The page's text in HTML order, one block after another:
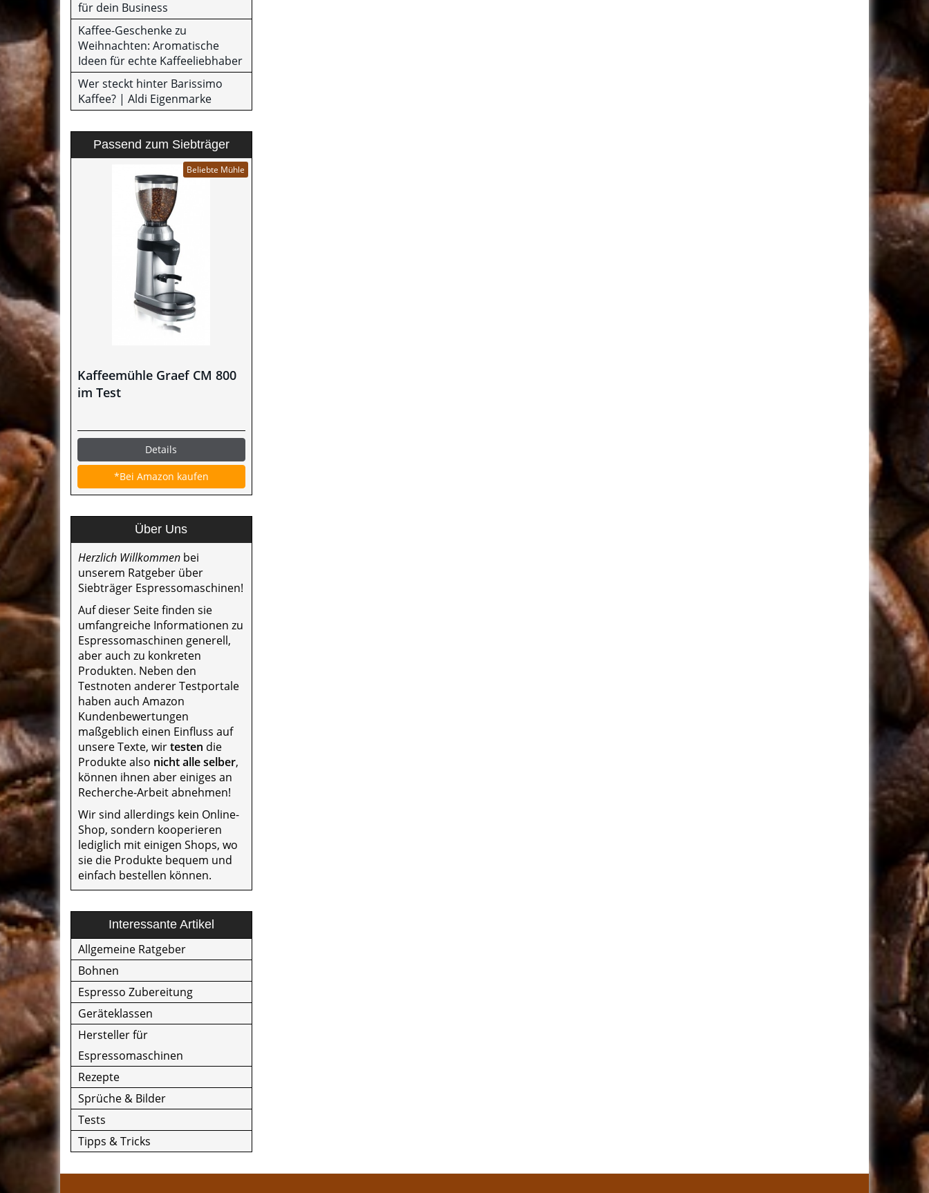
für dein Business
Kaffee-Geschenke zu
Weihnachten: Aromatische
Ideen für echte Kaffeeliebhaber
Wer steckt hinter Barissimo
Kaffee? | Aldi Eigenmarke
Passend zum Siebträger
Beliebte Mühle
Kaffeemühle Graef CM 800
im Test
Details
*Bei Amazon kaufen
Über Uns
Herzlich Willkommen bei
unserem Ratgeber über
Siebträger Espressomaschinen!
Auf dieser Seite finden sie
umfangreiche Informationen zu
Espressomaschinen generell,
aber auch zu konkreten
Produkten. Neben den
Testnoten anderer Testportale
haben auch Amazon
Kundenbewertungen
maßgeblich einen Einfluss auf
unsere Texte, wirtesten die
Produkte also nicht alle selber,
können ihnen aber einiges an
Recherche-Arbeit abnehmen!
Wir sind allerdings kein Online-
Shop, sondern kooperieren
lediglich mit einigen Shops, wo
sie die Produkte bequem und
einfach bestellen können.
Interessante Artikel
Allgemeine Ratgeber
Bohnen
Espresso Zubereitung
Geräteklassen
Hersteller für
Espressomaschinen
Rezepte
Sprüche & Bilder
Tests
Tipps & Tricks